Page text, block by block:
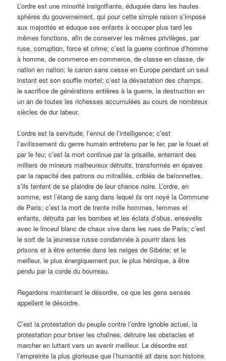
L’ordre est une minorité insignifiante, éduquée dans les hautes
sphères du gouvernement, qui pour cette simple raison s’impose
aux majorités et éduque ses enfants à occuper plus tard les
mêmes fonctions, afin de conserver les mêmes privilèges, par
ruse, corruption, force et crime; c’est la guerre continue d’homme
à homme, de commerce en commerce, de classe en classe, de
nation en nation; le canon sans cesse en Europe pendant un seul
instant est son souffle mortel; c’est la dévastation des champs,
le sacrifice de générations entières à la guerre, la destruction en
un an de toutes les richesses accumulées au cours de nombreux
siècles de dur labeur.
L’ordre est la servitude, l’ennui de l’intelligence; c’est
l’avilissement du genre humain entretenu par le fer, par le fouet et
par le feu; c’est la mort continue par la grisaille, enterrant des
milliers de mineurs malheureux détruits, transformés en épaves
par la rapacité des patrons ou mitraillés, criblés de baïonnettes,
s’ils tentent de se plaindre de leur chance noire. L’ordre, en
somme, est l’étang de sang dans lequel ils ont noyé la Commune
de Paris; c’est la mort de trente mille hommes, femmes et
enfants, détruits par les bombes et les éclats d’obus, ensevelis
avec le linceul blanc de chaux vive dans les rues de Paris; c’est
le sort de la jeunesse russe condamnée à pourrir dans les
prisons et à être enterrée dans les neiges de Sibérie; et le
meilleur, le plus énergiquement pur, le plus héroïque, à être
pendu par la corde du bourreau.
Regardons maintenant le désordre, ce que les gens sensés
appellent le désordre.
C’est la protestation du peuple contre l’ordre ignoble actuel, la
protestation pour briser les chaînes, détruire les obstacles et
marcher en luttant vers un avenir meilleur. Le désordre est
l’empreinte la plus glorieuse que l’humanité ait dans son histoire.